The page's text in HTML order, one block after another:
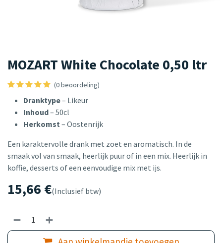
MOZART White Chocolate 0,50 ltr
(0 beoordeling)
Dranktype– Likeur
Inhoud– 50cl
Herkomst– Oostenrijk
Een karaktervolle drank met zoet en aromatisch. In de
smaak vol van smaak, heerlijk puur of in een mix. Heerlijk in
koffie, desserts of een eenvoudige mix met ijs.
15,66 €(Inclusief btw)